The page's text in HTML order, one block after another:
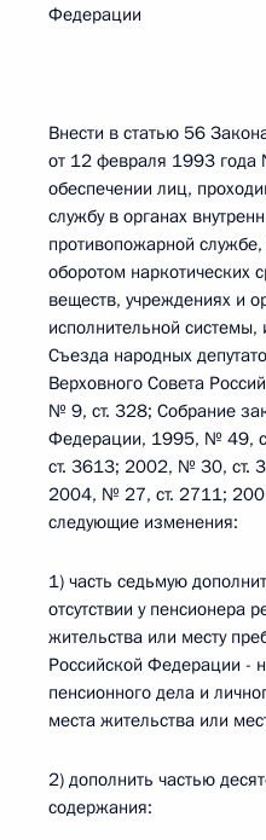
Федерации 29
Внести в статью 56
от 12 февраля 1993
обеспечении лиц,
службу в органах
противопожарной
оборотом наркотических
веществ, учреждениях и
исполнительной
Съезда народных
Верховного Совета
№ 9, ст. 328; Собрание
Федерации, 1995, № 49,
ст. 3613; 2002, № 30, ст.
2004, № 27, ст. 2711;
следующие изменения:
1) часть седьмую
отсутствии у пенсионера
жительства или месту
Российской Федерации -
пенсионного дела и
места жительства или
2) дополнить частью
содержания: